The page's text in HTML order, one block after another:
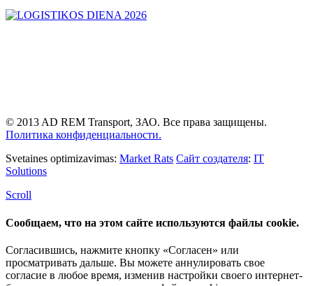
© 2013 AD REM Transport, ЗАО. Все права защищены.
Политика конфиденциальности.
Svetaines optimizavimas: Market Rats Сайт создателя: IT
Solutions
Scroll
Сообщаем, что на этом сайте используются файлы cookie.
Согласившись, нажмите кнопку «Согласен» или
просматривать дальше. Вы можете аннулировать свое
согласие в любое время, изменив настройки своего интернет-